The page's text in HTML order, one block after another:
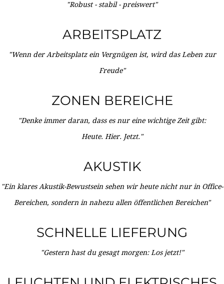
"Robust - stabil - preiswert"
ARBEITSPLATZ
"Wenn der Arbeitsplatz ein Vergnügen ist, wird das Leben zur
Freude"
ZONEN BEREICHE
"Denke immer daran, dass es nur eine wichtige Zeit gibt:
Heute. Hier. Jetzt."
AKUSTIK
"Ein klares Akustik-Bewustsein sehen wir heute nicht nur in Office-
Bereichen, sondern in nahezu allen öffentlichen Bereichen"
SCHNELLE LIEFERUNG
"Gestern hast du gesagt morgen: Los jetzt!"